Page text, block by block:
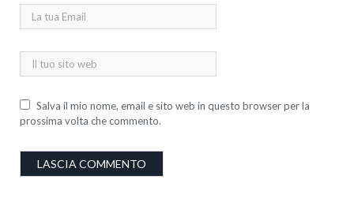
Salva il mio nome, email e sito web in questo browser per la
prossima volta che commento.